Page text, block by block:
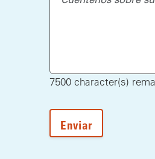
7500 character(s)